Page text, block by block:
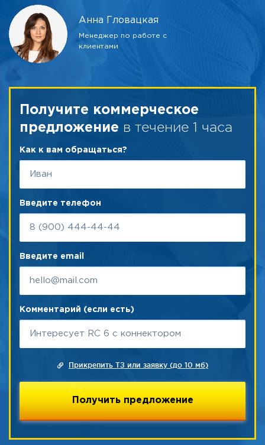
Анна Гловацкая
Менеджер по работе с
клиентами
Получите коммерческое
предложение в течение 1 часа
Как к вам обращаться?
Введите телефон
Введите email
Комментарий (если есть)
Прикрепить ТЗ или заявку (до 10 мб)